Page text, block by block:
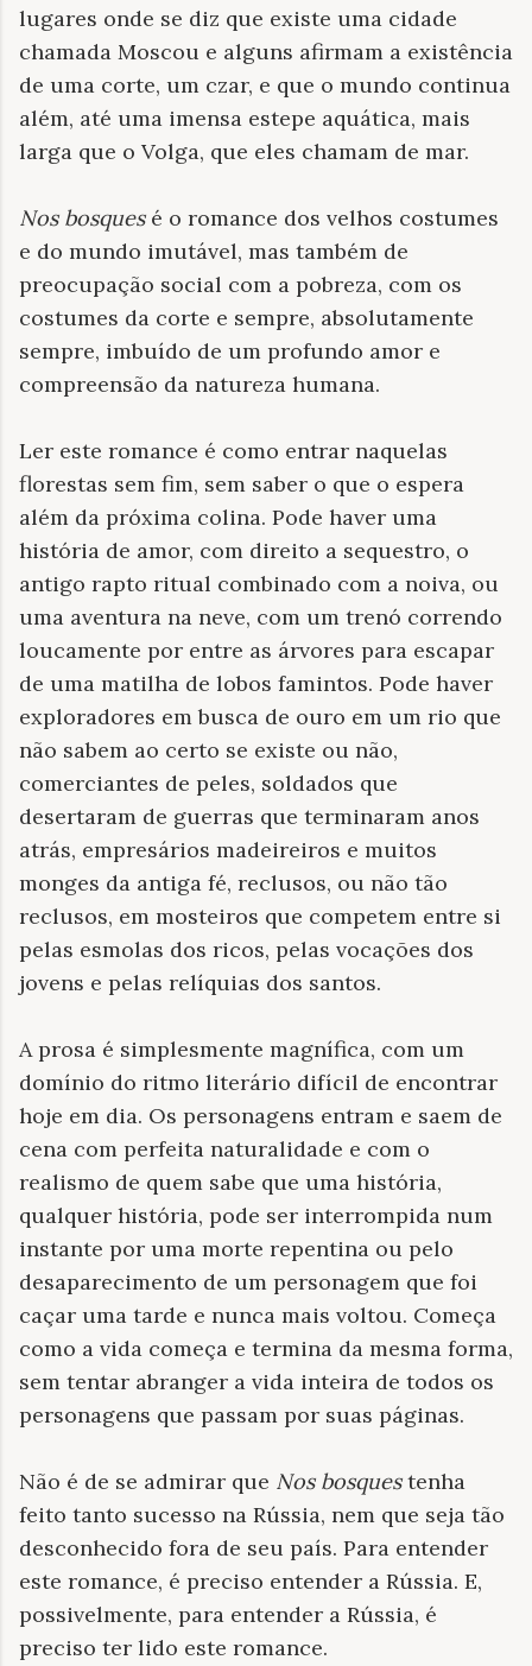
lugares onde se diz que existe uma cidade
chamada Moscou e alguns afirmam a existência
de uma corte, um czar, e que o mundo continua
além, até uma imensa estepe aquática, mais
larga que o Volga, que eles chamam de mar.
Nos bosquesé o romance dos velhos costumes
e do mundo imutável, mas também de
preocupação social com a pobreza, com os
costumes da corte e sempre, absolutamente
sempre, imbuído de um profundo amor e
compreensão da natureza humana.
Ler este romance é como entrar naquelas
florestas sem fim, sem saber o que o espera
além da próxima colina. Pode haver uma
história de amor, com direito a sequestro, o
antigo rapto ritual combinado com a noiva, ou
uma aventura na neve, com um trenó correndo
loucamente por entre as árvores para escapar
de uma matilha de lobos famintos. Pode haver
exploradores em busca de ouro em um rio que
não sabem ao certo se existe ou não,
comerciantes de peles, soldados que
desertaram de guerras que terminaram anos
atrás, empresários madeireiros e muitos
monges da antiga fé, reclusos, ou não tão
reclusos, em mosteiros que competem entre si
pelas esmolas dos ricos, pelas vocações dos
jovens e pelas relíquias dos santos.
A prosa é simplesmente magnífica, com um
domínio do ritmo literário difícil de encontrar
hoje em dia. Os personagens entram e saem de
cena com perfeita naturalidade e com o
realismo de quem sabe que uma história,
qualquer história, pode ser interrompida num
instante por uma morte repentina ou pelo
desaparecimento de um personagem que foi
caçar uma tarde e nunca mais voltou. Começa
como a vida começa e termina da mesma forma,
sem tentar abranger a vida inteira de todos os
personagens que passam por suas páginas.
Não é de se admirar que Nos bosquestenha
feito tanto sucesso na Rússia, nem que seja tão
desconhecido fora de seu país. Para entender
este romance, é preciso entender a Rússia. E,
possivelmente, para entender a Rússia, é
preciso ter lido este romance.